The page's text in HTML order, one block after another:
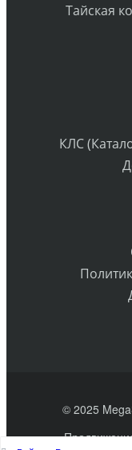
Тайская
КЛС
© 2025